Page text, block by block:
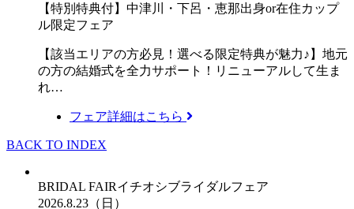
【特別特典付】中津川・下呂・恵那出身or在住カップ
ル限定フェア
【該当エリアの方必見！選べる限定特典が魅力♪】地元
の方の結婚式を全力サポート！リニューアルして生ま
れ…
フェア詳細はこちら
BACK TO INDEX
BRIDAL FAIRイチオシブライダルフェア
2026.8.23（日）